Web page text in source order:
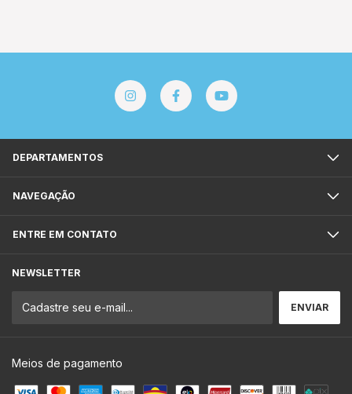
DEPARTAMENTOS
NAVEGAÇÃO
ENTRE EM CONTATO
NEWSLETTER
Meios de pagamento